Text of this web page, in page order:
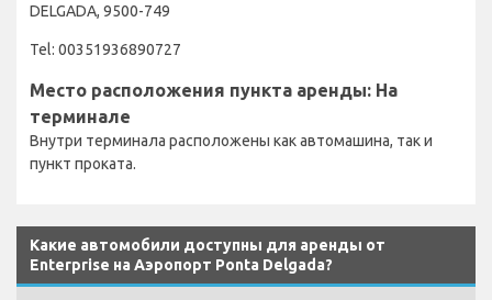
DELGADA, 9500-749
Tel: 00351936890727
Место расположения пункта аренды: На
терминале
Внутри терминала расположены как автомашина, так и
пункт проката.
Какие автомобили доступны для аренды от
Enterprise на Аэропорт Ponta Delgada?